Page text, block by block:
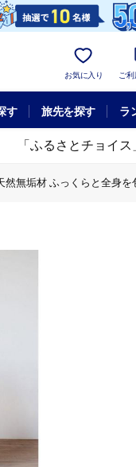
お気に入り ご利
す 旅先を探す ラ
「ふるさとチョイ
然無垢材 ふっくらと全身